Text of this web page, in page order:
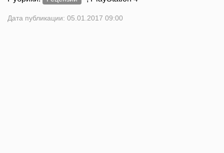
Дата публикации: 05.01.2017 09:00